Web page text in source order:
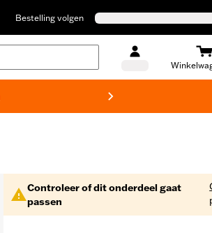
Bestelling volgen
Controleer of dit onderdeel gaat
passen